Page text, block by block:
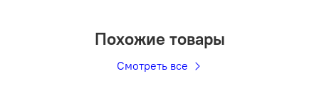
Похожие товары
Смотреть все